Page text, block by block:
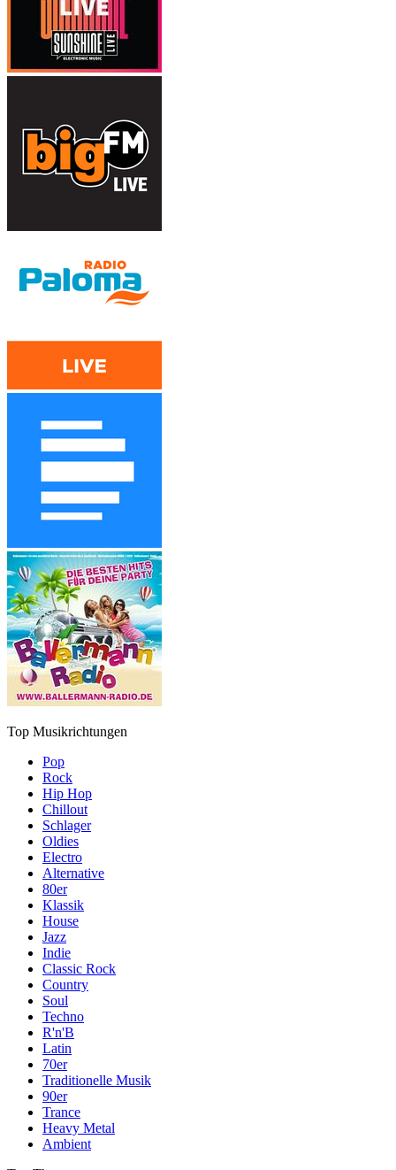
Top Musikrichtungen
Pop
Rock
Hip Hop
Chillout
Schlager
Oldies
Electro
Alternative
80er
Klassik
House
Jazz
Indie
Classic Rock
Country
Soul
Techno
R'n'B
Latin
70er
Traditionelle Musik
90er
Trance
Heavy Metal
Ambient